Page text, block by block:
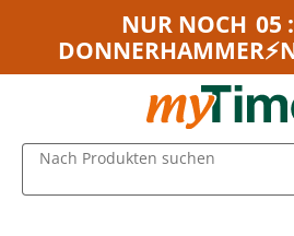
Zum Hauptinhalt springen
Zur Navigation springen
NUR NOCH 05
Nach Produkten suchen